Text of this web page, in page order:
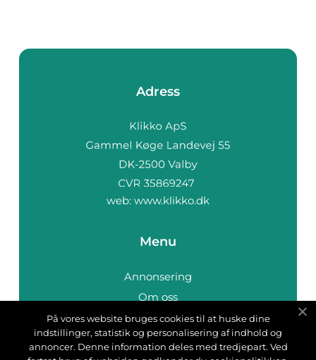
Adress
web: www.klikko.dk
Menu
Annonsering
Om oss
Cookies
Kontakta oss
På vores website bruges cookies til at huske dine
indstillinger, statistik og personalisering af indhold og
annoncer. Denne information deles med tredjepart. Ved